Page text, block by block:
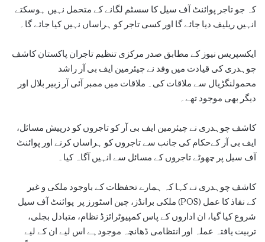
کہ جو تاجر پوائنٹ آف سیل کا سسٹم لگانے کے متحمل نہیں ہوسکتے
انہیں ریلیف دیا جائے گا اور کسی تاجر کو ہراساں نہیں کیا جائے گا۔
ایکسپریس نیوز کے مطابق صدر مرکزی تنظیم تاجران پاکستان کاشف
چوہدری کی قیادت میں وفد نے چیئرمین ایف بی آر راشد
محمولنگڑیال سے ملاقات کی۔ ملاقات میں ممبر آئی آر زبیر بلال اور
دیگر بھی موجود تھے۔
کاشف چوہدری نے چیئرمین ایف بی آر کو تاجروں کو درپیش مسائل،
ایف بی آر کےحکام کی جانب سے تاجروں کو ہراساں کرنے اور پوائنٹ
آف سیل پر چھوٹے تاجروں کے مسائل سے انہیں آگاہ کیا۔
کاشف چوہدری نے کہا کہ ہمارے تحفظات کے باوجود ملکی و غیر
ملکی برانڈز، چین اسٹورز پر پوائنٹ آف سیل (POS) کے نفاذ کا عمل
شروع کیا گیا، ان اداروں کے پاس کمپیوٹرائزڈ نظام، متبادل بجلی،
تربیت یافتہ عملہ اور انتظامی ڈھانچہ موجودہے اس لیے ان کے لیے